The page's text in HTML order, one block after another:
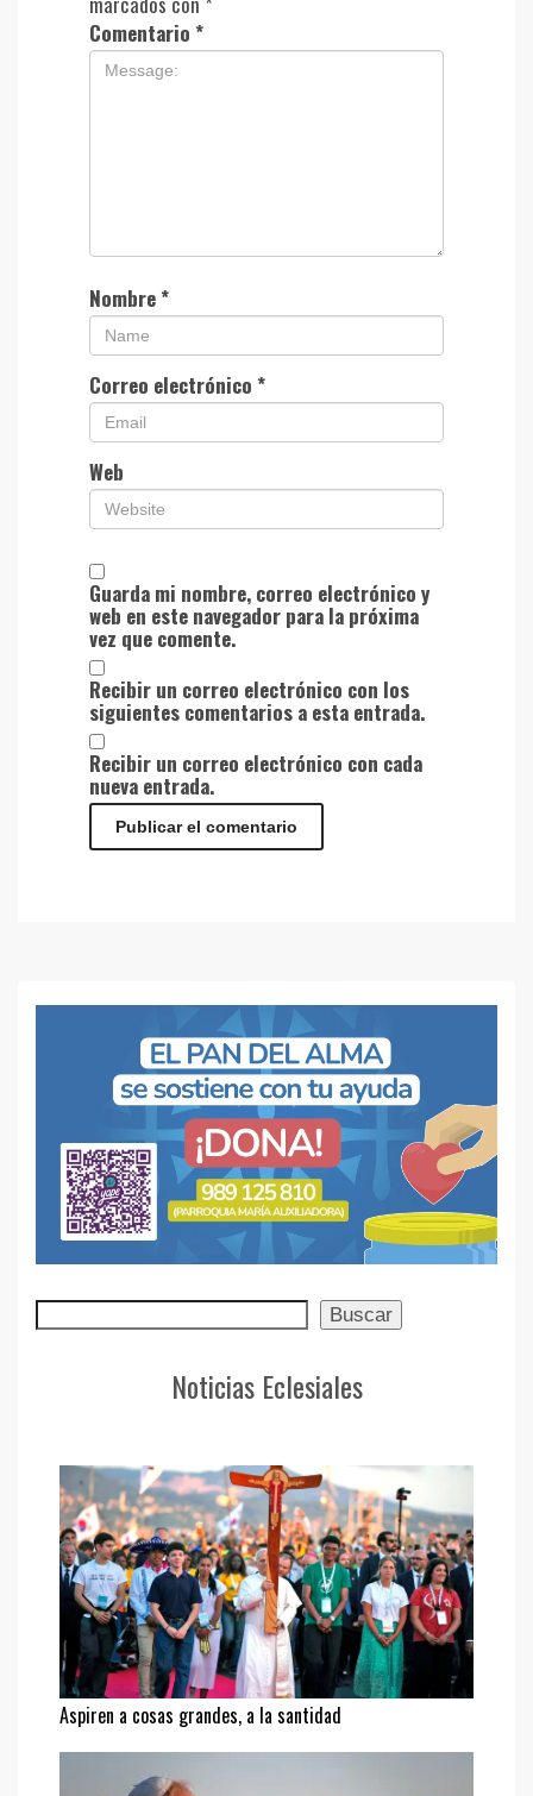
Comentario *
Nombre*
Correo electrónico *
Web
Guarda mi nombre, correo electrónico y
web en este navegador para la próxima
vez que comente.
Recibir un correo electrónico con los
siguientes comentarios a esta entrada.
Recibir un correo electrónico con cada
nueva entrada.
Buscar Buscar
Noticias Eclesiales
Aspiren a cosas grandes, a la santidad